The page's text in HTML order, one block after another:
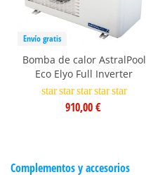
Envío gratis
Bomba de calor AstralPool
Eco Elyo Full Inverter
star star star star star
910,00 €
Complementos y accesorios